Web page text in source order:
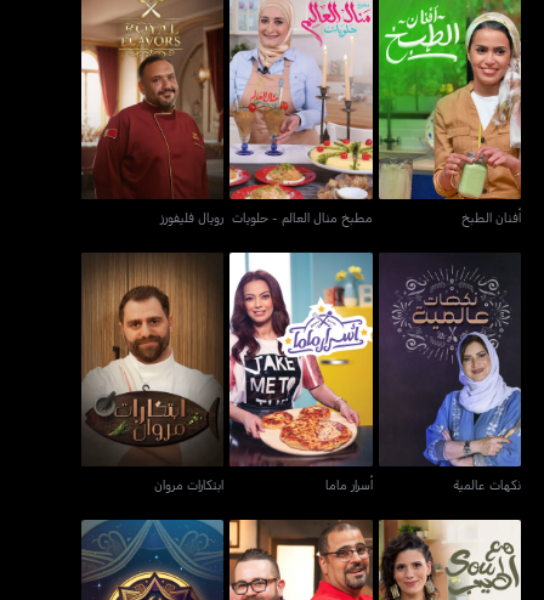
أفنان الطبخ
أفنان الطبخ
مطبخ منال العالم -
حلويات
مطبخ منال العالم - حلويات
رويال فليفورز
رويال فليفورز
نكهات عالمية
نكهات عالمية
أسرار ماما
أسرار ماما
ابتكارات مروان
ابتكارات مروان